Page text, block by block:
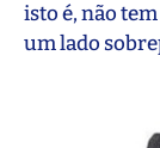
isto é, não
um lado